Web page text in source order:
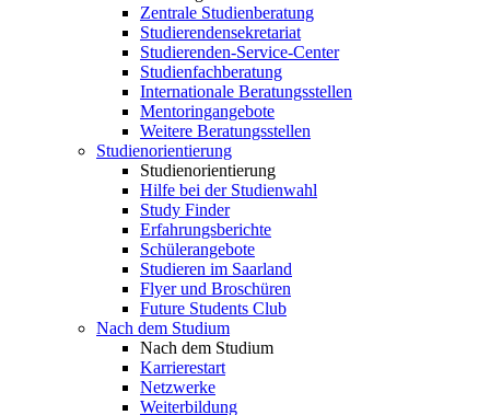
Zentrale Studienberatung
Studierendensekretariat
Studierenden-Service-Center
Studienfachberatung
Internationale Beratungsstellen
Mentoringangebote
Weitere Beratungsstellen
Studienorientierung
Studienorientierung
Hilfe bei der Studienwahl
Study Finder
Erfahrungsberichte
Schülerangebote
Studieren im Saarland
Flyer und Broschüren
Future Students Club
Nach dem Studium
Nach dem Studium
Karrierestart
Netzwerke
Weiterbildung